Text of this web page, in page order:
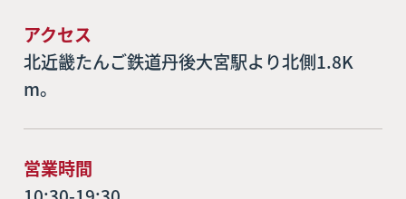
アクセス
北近畿たんご鉄道丹後大宮駅より北側1.8K
m。
営業時間